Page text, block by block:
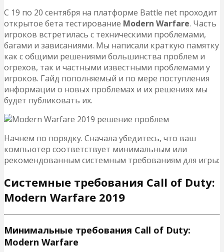
С 19 по 20 сентября на платформе Battle net проходит
открытое бета тестирование Modern Warfare. Часть
игроков встретилась с техническими проблемами,
багами и зависаниями. Мы написали краткую памятку
как с общими решениями большинства проблем и
огрехов, так и частными известными проблемами у
игроков. Гайд пополняемый и по мере поступления
информации о новых проблемах и их решениях мы
будет публиковать их.
Начнем по порядку. Сначала убедитесь, что ваш
компьютер соответствует минимальным или
рекомендованным системным требованиям для игры:
Системные требования Call of Duty:
Modern Warfare 2019
Минимальные требования Call of Duty:
Modern Warfare